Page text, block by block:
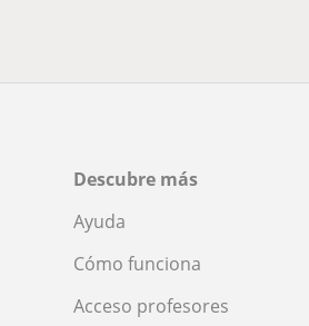
Descubre más
Ayuda
Cómo funciona
Acceso profesores